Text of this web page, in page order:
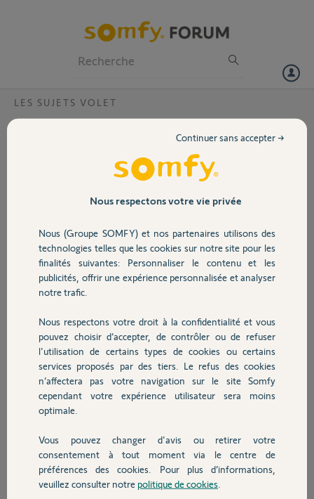
Volet
Sécurité
Domotique
Chauffage
Autres produits
Devis avec un pro
Contact
LES SUJETS VOLET
Remplacement de moteur FranciaSoft
Bonjour la Communauté
;)
porte de jardin vient de
des signes de fatigue
depuis un certain temps
et là c'est fini.
en lui même mesure environ 40 cm. Le volet mesure environ 250 cm
et la largeur du tablier est d'environ 76 cm avec des lattes en PVC il
me semble (peut-être mixte alu PVC).
Donc si j'ai bien pigé en démontant il me faut un moteur qui ne soit
pas trop long (comme ce lui d'origine), qui soit en ZF64 d'origine ou
avec adaptateur et qui ait un couple de 10 Nm ou plus.
Merci pour vos avis et remarques.
Thomas
Nous respectons votre vie privée
Nous (Groupe SOMFY) et nos partenaires utilisons des
technologies telles que les cookies sur notre site pour les
finalités suivantes: Personnaliser le contenu et les
publicités, offrir une expérience personnalisée et analyser
notre trafic.
Nous respectons votre droit à la confidentialité et vous
pouvez choisir d’accepter, de contrôler ou de refuser
l'utilisation de certains types de cookies ou certains
services proposés par des tiers. Le refus des cookies
n’affectera pas votre navigation sur le site Somfy
cependant votre expérience utilisateur sera moins
optimale.
Vous pouvez changer d'avis ou retirer votre
consentement à tout moment via le centre de
préférences des cookies. Pour plus d’informations,
veuillez consulter notre politique de cookies
Continuer sans accepter →